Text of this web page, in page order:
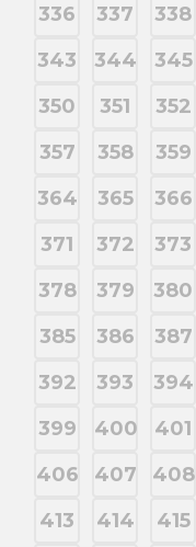
336
337 338
343
344 345
350
351 352
357
358 359
364
365 366
371
372 373
378
379 380
385
386 387
392
393 394
399
400 401
406
407 408
413
414 415